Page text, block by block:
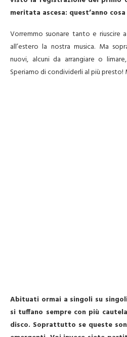
meritata ascesa: quest’anno
Vorremmo suonare tanto e
all’estero la nostra musica. Ma
nuovi, alcuni da arrangiare o
Speriamo di condividerli al più presto!
Abituati ormai a singoli su
si tuffano sempre con più
disco. Soprattutto se queste